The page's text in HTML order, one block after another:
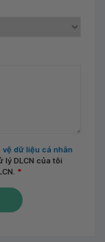
vệ dữ liệu cá nhân
lý DLCN của tôi
*